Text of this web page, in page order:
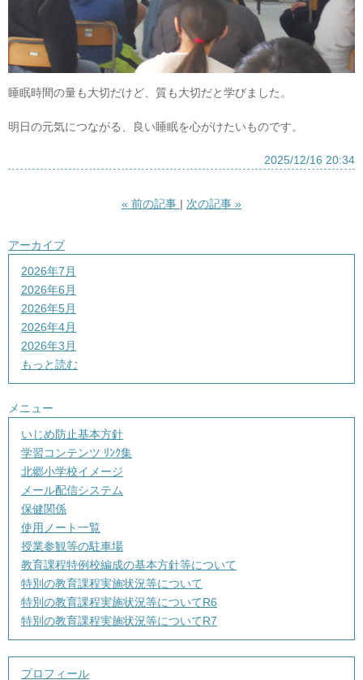
睡眠時間の量も大切だけど、質も大切だと学びました。
明日の元気につながる、良い睡眠を心がけたいものです。
2025/12/16 20:34
« 前の記事 次の記事 »
アーカイブ
2026年7月
2026年6月
2026年5月
2026年4月
2026年3月
もっと読む
メニュー
いじめ防止基本方針
学習コンテンツ ﾘﾝｸ集
北郷小学校イメージ
メール配信システム
保健関係
使用ノート一覧
授業参観等の駐車場
教育課程特例校編成の基本方針等について
特別の教育課程実施状況等について
特別の教育課程実施状況等についてR6
特別の教育課程実施状況等についてR7
プロフィール